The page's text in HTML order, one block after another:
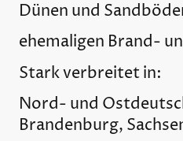
Dünen und
ehemaligen Brand-
Stark verbreitet in:
Nord- und
Brandenburg,